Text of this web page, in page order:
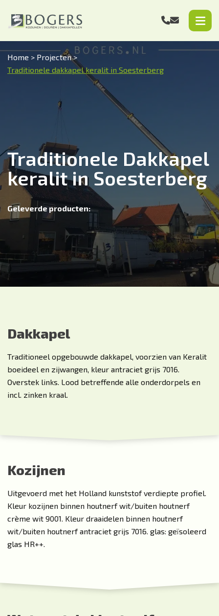
Home > Projecten>
Traditionele dakkapel keralit in Soesterberg
Traditionele Dakkapel
keralit in Soesterberg
Geleverde producten:
Dakkapel
Traditioneel opgebouwde dakkapel, voorzien van Keralit
boeideel en zijwangen, kleur antraciet grijs 7016.
Overstek links. Lood betreffende alle onderdorpels en
incl. zinken kraal.
Kozijnen
Uitgevoerd met het Holland kunststof verdiepte profiel.
Kleur kozijnen binnen houtnerf wit/buiten houtnerf
crème wit 9001. Kleur draaidelen binnen houtnerf
wit/buiten houtnerf antraciet grijs 7016. glas: geïsoleerd
glas HR++.